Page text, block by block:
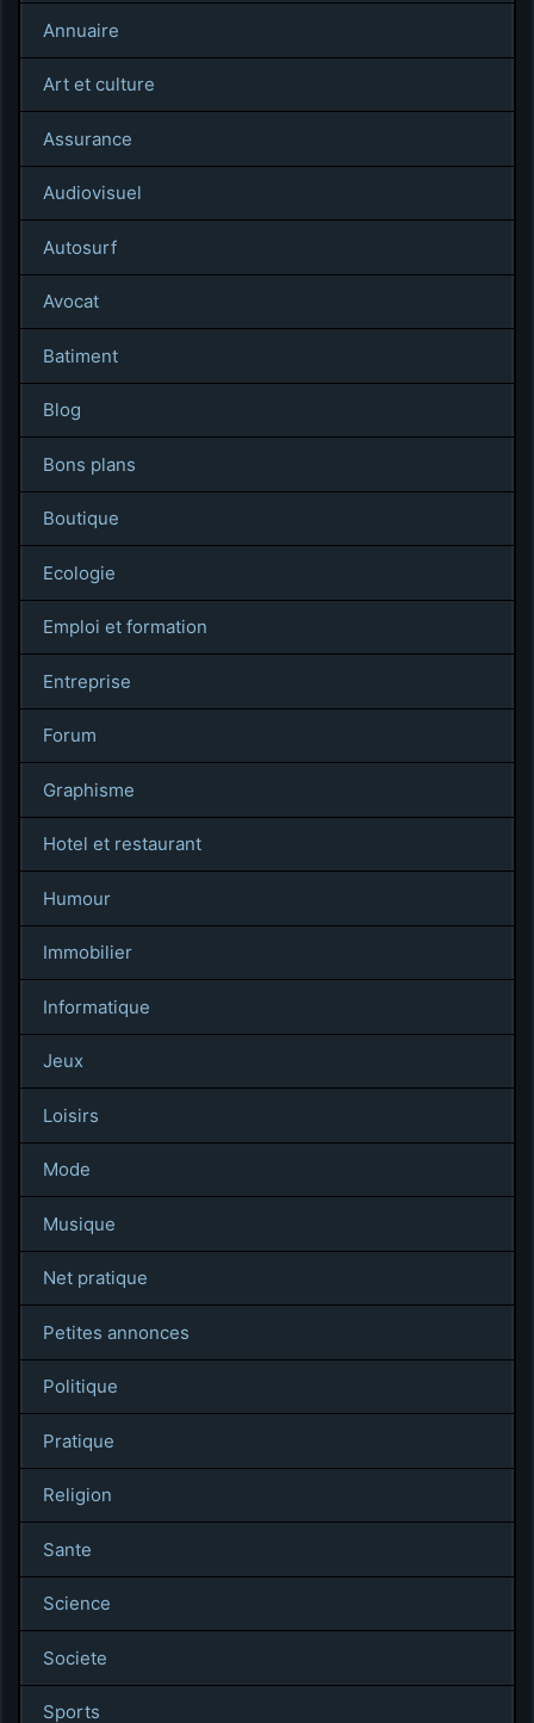
Annuaire
Art et culture
Assurance
Audiovisuel
Autosurf
Avocat
Batiment
Blog
Bons plans
Boutique
Ecologie
Emploi et formation
Entreprise
Forum
Graphisme
Hotel et restaurant
Humour
Immobilier
Informatique
Jeux
Loisirs
Mode
Musique
Net pratique
Petites annonces
Politique
Pratique
Religion
Sante
Science
Societe
Sports